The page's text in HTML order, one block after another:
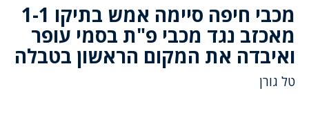
מכבי חיפה סיימה אמש בתיקו 1-1
מאכזב נגד מכבי פ"ת בסמי עופר
ואיבדה את המקום הראשון בטבלה
טל גורן